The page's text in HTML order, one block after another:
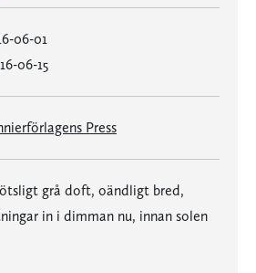
06-01
06-15
Press
grå doft, oändligt bred,
in i dimman nu, innan solen